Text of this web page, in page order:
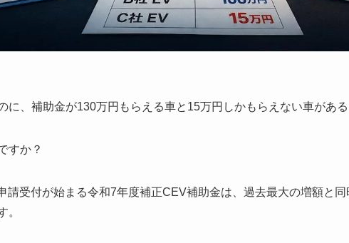
に、補助金が130万円もらえる車と15万円しかもらえない車がある
すか？
請受付が始まる令和7年度補正CEV補助金は、過去最大の増額と
。